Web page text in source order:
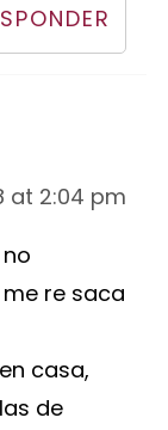
at 2:04 pm
re saca
casa,
de